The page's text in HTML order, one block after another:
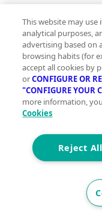
Contacto
Aviso Legal
Condiciones de uso
Politica de
Política de cookies
Accesibilidad
© 2026 Vivegreen -
SERVICIOS PARA
This website may
analytical purposes,
advertising based on
browsing habits (for
accept all cookies by
orCONFIGURE OR
"CONFIGURE YOUR
more information,
Cookies
Reject All